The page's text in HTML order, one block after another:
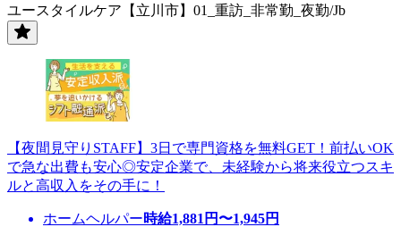
ユースタイルケア【立川市】01_重訪_非常勤_夜勤/Jb
【夜間見守りSTAFF】3日で専門資格を無料GET！前払いOK
で急な出費も安心◎安定企業で、未経験から将来役立つスキ
ルと高収入をその手に！
ホームヘルパー時給1,881 円〜1,945円